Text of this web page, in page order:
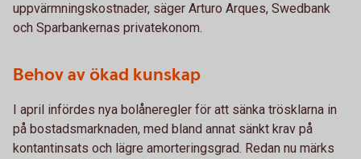
uppvärmningskostnader, säger Arturo Arques, Swedbank
och Sparbankernas privatekonom.
Behov av ökad kunskap
I april infördes nya bolåneregler för att sänka trösklarna in
på bostadsmarknaden, med bland annat sänkt krav på
kontantinsats och lägre amorteringsgrad. Redan nu märks